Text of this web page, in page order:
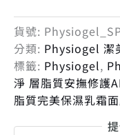
貨號:
分類: Physiogel 潔
標籤: Physiogel,
淨 層脂質安撫修護
脂質完美保濕乳霜